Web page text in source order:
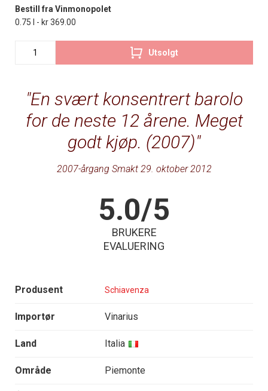
En svært konsentrert barolo
for de neste 12 årene. Meget
godt kjøp. (2007)
2007-årgang Smakt 29. oktober 2012
5.0/5
BRUKERE
EVALUERING
Produsent Schiavenza
Importør Vinarius
Land Italia
Område Piemonte
Bestill fra Vinmonopolet
0.75 l - kr 369.00
Utsolgt